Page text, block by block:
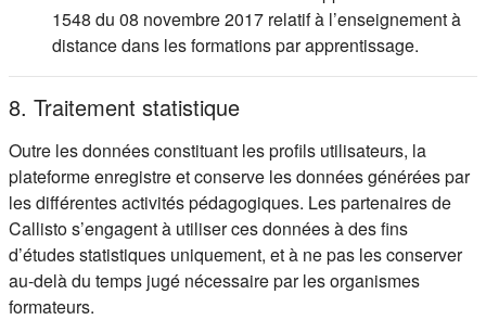
1548 du 08 novembre 2017 relatif à l’enseignement à
distance dans les formations par apprentissage.
8. Traitement statistique
Outre les données constituant les profils utilisateurs, la
plateforme enregistre et conserve les données générées par
les différentes activités pédagogiques. Les partenaires de
Callisto s’engagent à utiliser ces données à des fins
d’études statistiques uniquement, et à ne pas les conserver
au-delà du temps jugé nécessaire par les organismes
formateurs.